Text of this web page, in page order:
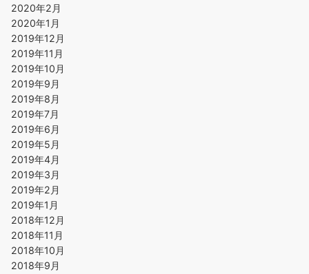
2020年2月
2020年1月
2019年12月
2019年11月
2019年10月
2019年9月
2019年8月
2019年7月
2019年6月
2019年5月
2019年4月
2019年3月
2019年2月
2019年1月
2018年12月
2018年11月
2018年10月
2018年9月